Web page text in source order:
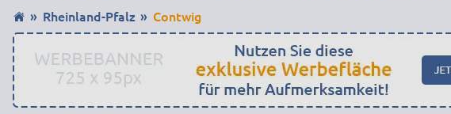
Rheinland-Pfalz Contwig